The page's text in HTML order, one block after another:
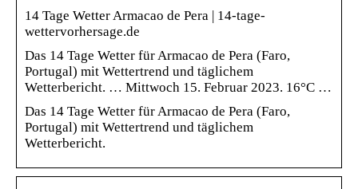
14 Tage Wetter Armacao de Pera | 14-tage-
wettervorhersage.de
Das 14 Tage Wetter für Armacao de Pera (Faro,
Portugal) mit Wettertrend und täglichem
Wetterbericht. … Mittwoch 15. Februar 2023. 16°C …
Das 14 Tage Wetter für Armacao de Pera (Faro,
Portugal) mit Wettertrend und täglichem
Wetterbericht.